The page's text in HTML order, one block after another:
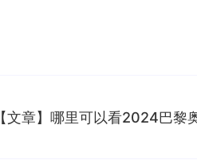
【文章】哪里可以看2024巴黎